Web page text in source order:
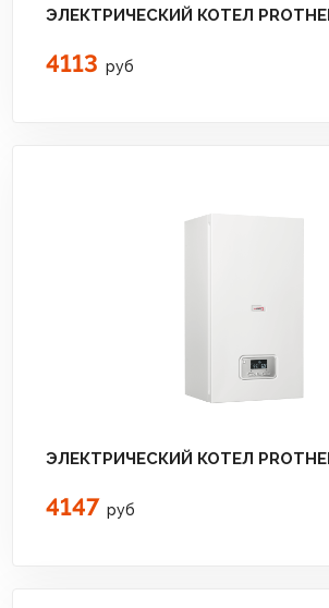
ЭЛЕКТРИЧЕСКИЙ КОТЕЛ
4113 руб
ЭЛЕКТРИЧЕСКИЙ КОТЕЛ
4147 руб